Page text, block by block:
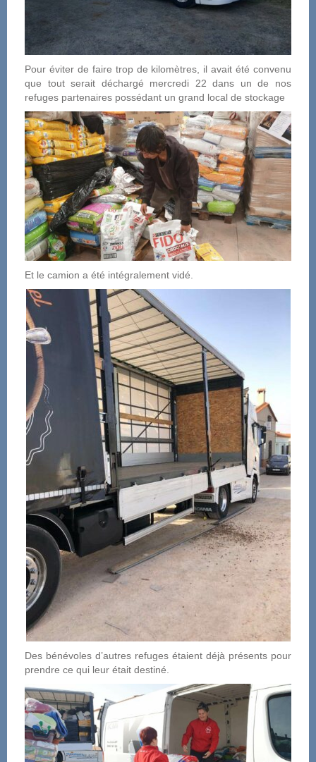
Pour éviter de faire trop de kilomètres, il avait été convenu
que tout serait déchargé mercredi 22 dans un de nos
refuges partenaires possédant un grand local de stockage
Et le camion a été intégralement vidé.
Des bénévoles d’autres refuges étaient déjà présents pour
prendre ce qui leur était destiné.